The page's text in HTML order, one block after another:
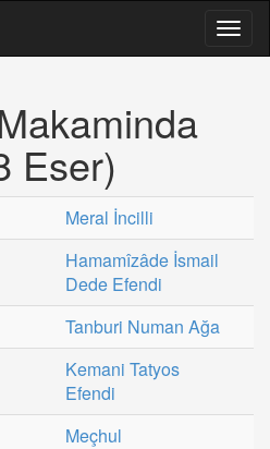
Eser)
Meral İncilli
Hamamîzâde İsmail
Dede Efendi
Tanburi Numan Ağa
Kemani Tatyos
Efendi
Meçhul